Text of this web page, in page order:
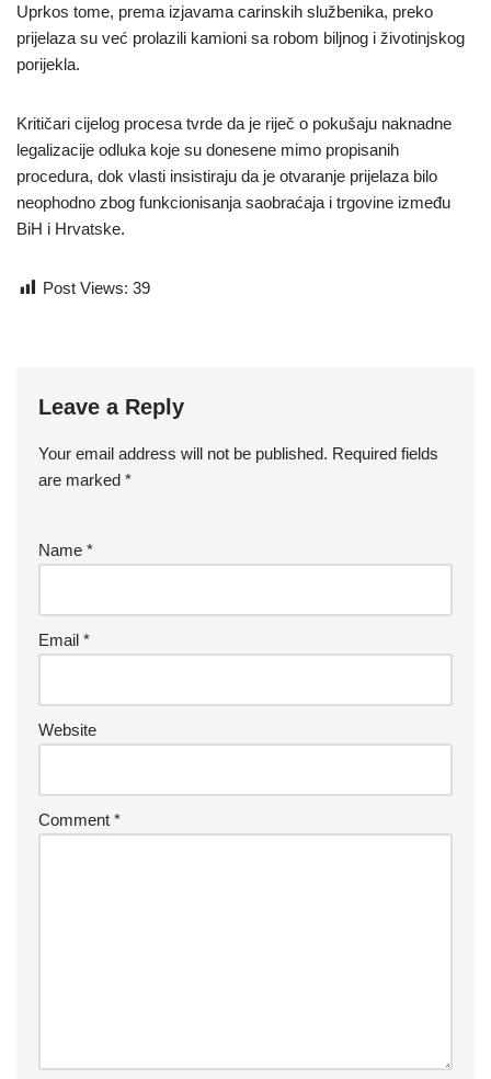
Uprkos tome, prema izjavama carinskih službenika, preko
prijelaza su već prolazili kamioni sa robom biljnog i životinjskog
porijekla.
Kritičari cijelog procesa tvrde da je riječ o pokušaju naknadne
legalizacije odluka koje su donesene mimo propisanih
procedura, dok vlasti insistiraju da je otvaranje prijelaza bilo
neophodno zbog funkcionisanja saobraćaja i trgovine između
BiH i Hrvatske.
Post Views: 39
Leave a Reply
Your email address will not be published. Required fields
are marked *
Name *
Email *
Website
Comment *